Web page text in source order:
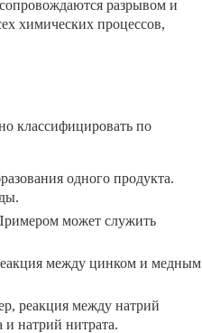
разрывом и
химических процессов,
классифицировать по
одного продукта.
может служить
между цинком и медным
реакция между натрий
и натрий нитрата.